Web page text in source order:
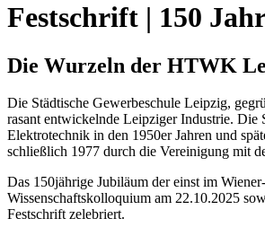
Festschrift | 150
Die Wurzeln der HTWK
Die Städtische Gewerbeschule Leipzig,
rasant entwickelnde Leipziger Industrie. Die
Elektrotechnik in den 1950er Jahren und
schließlich 1977 durch die Vereinigung mit
Das 150jährige Jubiläum der einst im
Wissenschaftskolloquium am 22.10.2025
Festschrift zelebriert.